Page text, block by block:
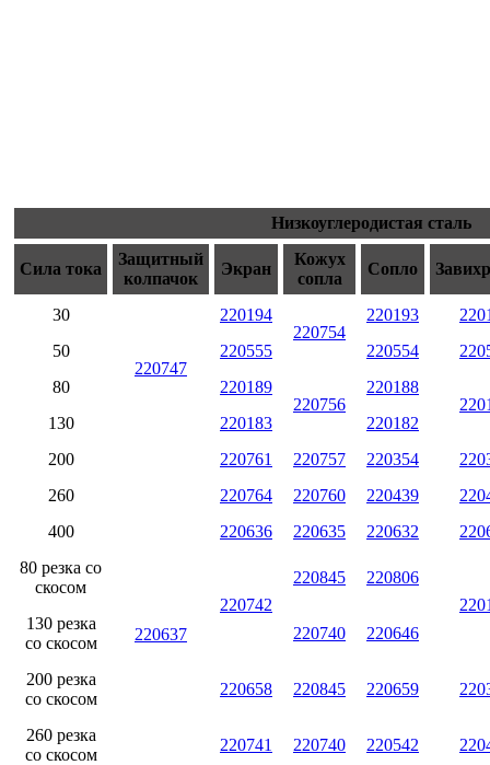
Низкоуглеродистая сталь
Сила тока
Защитный
колпачок
Экран
Кожух
сопла
Сопло
30
220747
220194
220754
220193
50
220555 220554
80
220189
220756
220188
130
220183
220182
200
220637
220761 220757 220354
260
220764 220760 220439
400
220636 220635 220632
80 резка со
скосом
220742
220845
220806
130 резка
со скосом
220740 220646
200 резка
со скосом
220658 220845 220659
260 резка
со скосом
220741 220740 220542